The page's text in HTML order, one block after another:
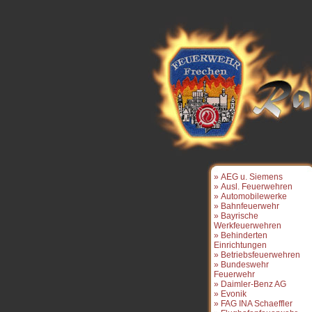
» AEG u. Siemens
» Ausl. Feuerwehren
» Automobilewerke
» Bahnfeuerwehr
» Bayrische
Werkfeuerwehren
» Behinderten
Einrichtungen
» Betriebsfeuerwehren
» Bundeswehr
Feuerwehr
» Daimler-Benz AG
» Evonik
» FAG INA Schaeffler